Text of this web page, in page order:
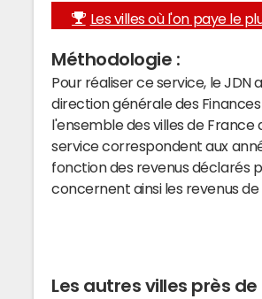
Les villes où l'on paye le
Méthodologie :
Pour réaliser ce service, le
direction générale des
l'ensemble des villes de France
service correspondent aux
fonction des revenus déclarés
concernent ainsi les revenus de
Les autres villes près de